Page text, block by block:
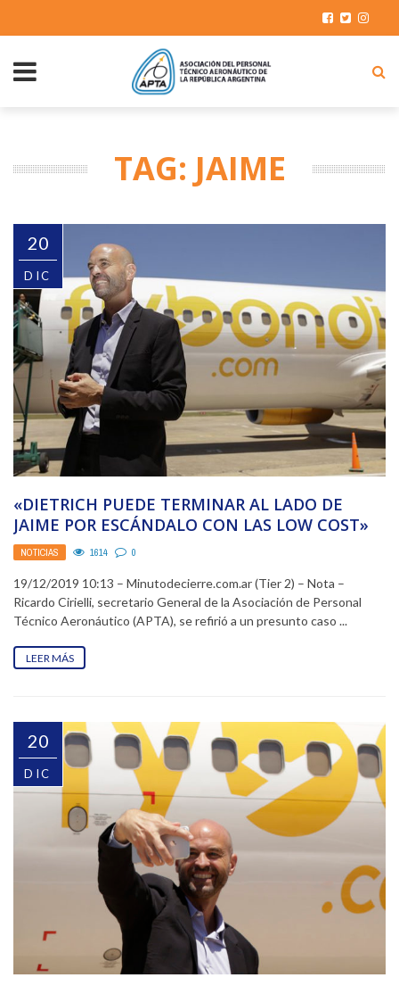
TAG: JAIME
20
DIC
«DIETRICH PUEDE TERMINAR AL LADO DE
JAIME POR ESCÁNDALO CON LAS LOW COST»
NOTICIAS 1614 0
19/12/2019 10:13 – Minutodecierre.com.ar (Tier 2) – Nota –
Ricardo Cirielli, secretario General de la Asociación de Personal
Técnico Aeronáutico (APTA), se refirió a un presunto caso ...
LEER MÁS
20
DIC